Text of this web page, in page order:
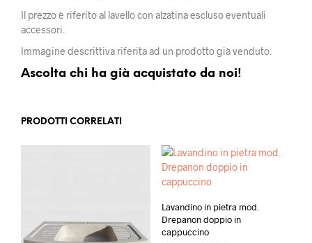
Il prezzo è riferito al lavello con alzatina escluso eventuali
accessori.
Immagine descrittiva riferita ad un prodotto già venduto.
Ascolta chi ha già acquistato da noi!
PRODOTTI CORRELATI
Lavandino in pietra mod.
Drepanon doppio in
cappuccino